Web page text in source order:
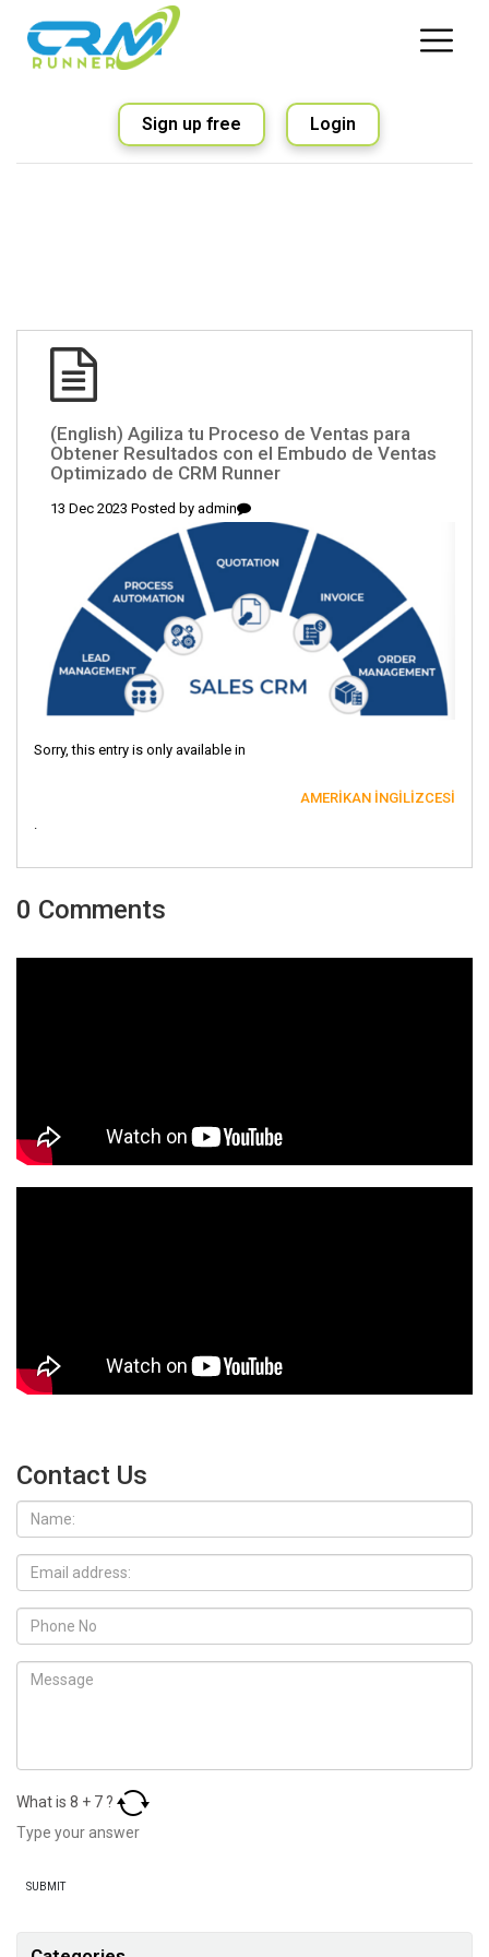
Sign up free Login
(English) Agiliza tu Proceso de Ventas para
Obtener Resultados con el Embudo de Ventas
Optimizado de CRM Runner
13 Dec 2023 Posted by admin
Sorry, this entry is only available in
AMERIKAN İNGILIZCESI
.
0 Comments
Contact Us
What is 8 + 7 ?